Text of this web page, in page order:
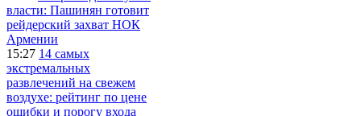
власти: Пашинян готовит
рейдерский захват НОК
Армении
15:27 14 самых
экстремальных
развлечений на свежем
воздухе: рейтинг по цене
ошибки и порогу входа